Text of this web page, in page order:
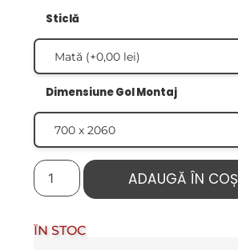
Sticlă
Dimensiune Gol Montaj
ADAUGĂ ÎN COȘ
ÎN STOC